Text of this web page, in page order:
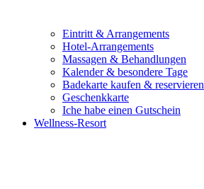
Eintritt & Arrangements
Hotel-Arrangements
Massagen & Behandlungen
Kalender & besondere Tage
Badekarte kaufen & reservieren
Geschenkkarte
Iche habe einen Gutschein
Wellness-Resort